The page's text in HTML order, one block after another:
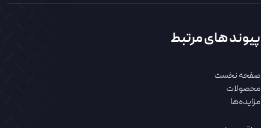
پیوند های مرتبط
صفحه نخست
محصولات
مزایده‌ها